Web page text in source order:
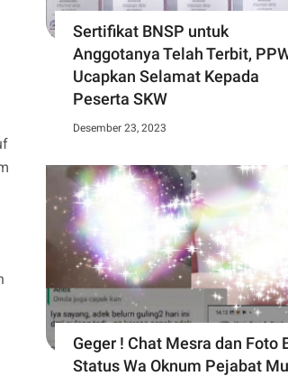
Sertifikat BNSP untuk
Anggotanya Telah Terbit,
Ucapkan Selamat Kepada
Peserta SKW
Desember 23, 2023
Geger ! Chat Mesra dan Foto
Status Wa Oknum Pejabat